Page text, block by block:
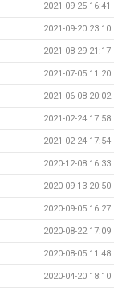
2021-09-25 16:41
2021-09-20 23:10
2021-08-29 21:17
2021-07-05 11:20
2021-06-08 20:02
2021-02-24 17:58
2021-02-24 17:54
2020-12-08 16:33
2020-09-13 20:50
2020-09-05 16:27
2020-08-22 17:09
2020-08-05 11:48
2020-04-20 18:10